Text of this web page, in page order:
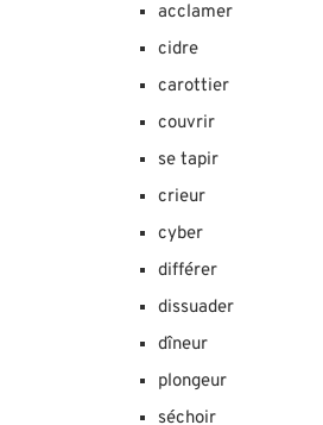
acclamer
cidre
carottier
couvrir
se tapir
crieur
cyber
différer
dissuader
dîneur
plongeur
séchoir